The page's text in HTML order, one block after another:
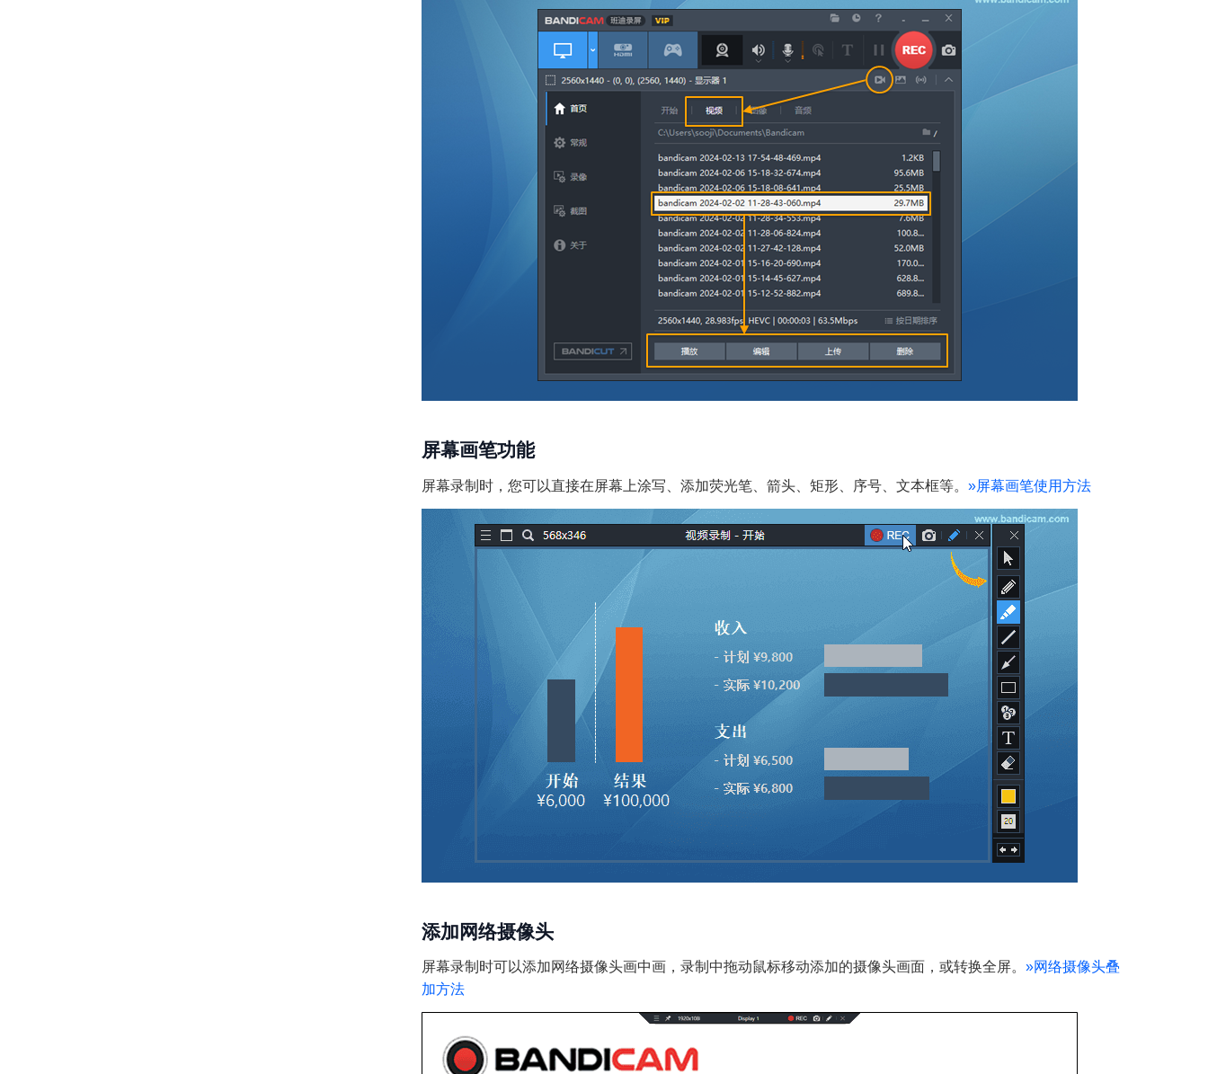
屏幕画笔功能
屏幕录制时，您可以直接在屏幕上涂写、添加荧光笔、箭头、矩形、序号、文本框等。 »屏幕画笔使用方法
添加网络摄像头
屏幕录制时可以添加网络摄像头画中画，录制中拖动鼠标移动添加的摄像头画面，或转换全屏。 »网络摄像头叠
加方法